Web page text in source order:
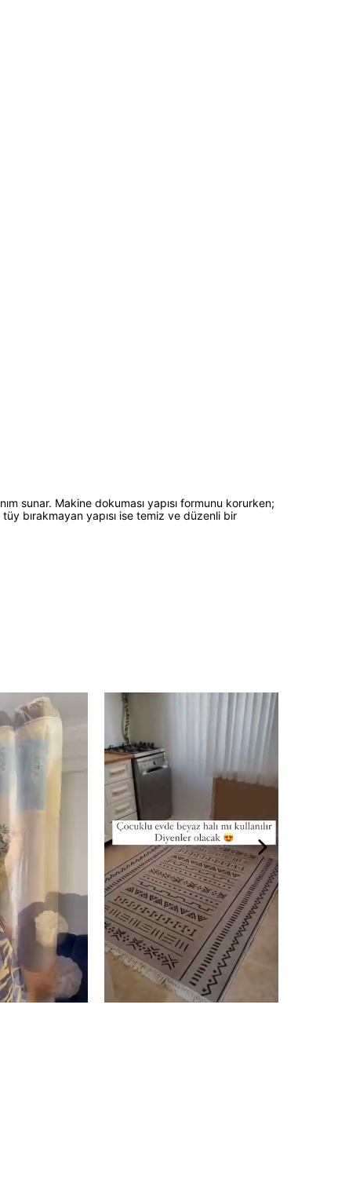
sunar. Makine dokuması yapısı formunu korurken;
bırakmayan yapısı ise temiz ve düzenli bir